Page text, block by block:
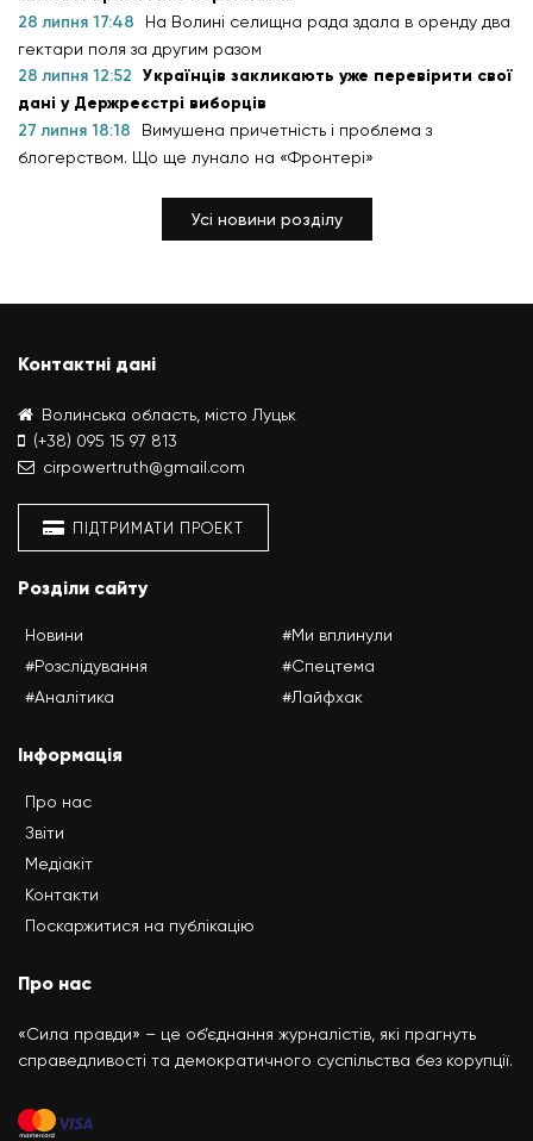
28 липня 17:48
На Волині селищна рада здала в оренду два
гектари поля за другим разом
28 липня 12:52 Українців закликають уже перевірити свої
дані у Держреєстрі виборців
27 липня 18:18
Вимушена причетність і проблема з
блогерством. Що ще лунало на «Фронтері»
Усі новини розділу
Контактні дані
Волинська область, місто Луцьк
(+38) 095 15 97 813
cirpowertruth@gmail.com
ПІДТРИМАТИ ПРОЕКТ
Розділи сайту
Новини
#Розслідування
#Аналітика
#Ми вплинули
#Спецтема
#Лайфхак
Інформація
Про нас
Звіти
Медіакіт
Контакти
Поскаржитися на публікацію
Про нас
«Сила правди» – це об’єднання журналістів, які прагнуть
справедливості та демократичного суспільства без корупції.